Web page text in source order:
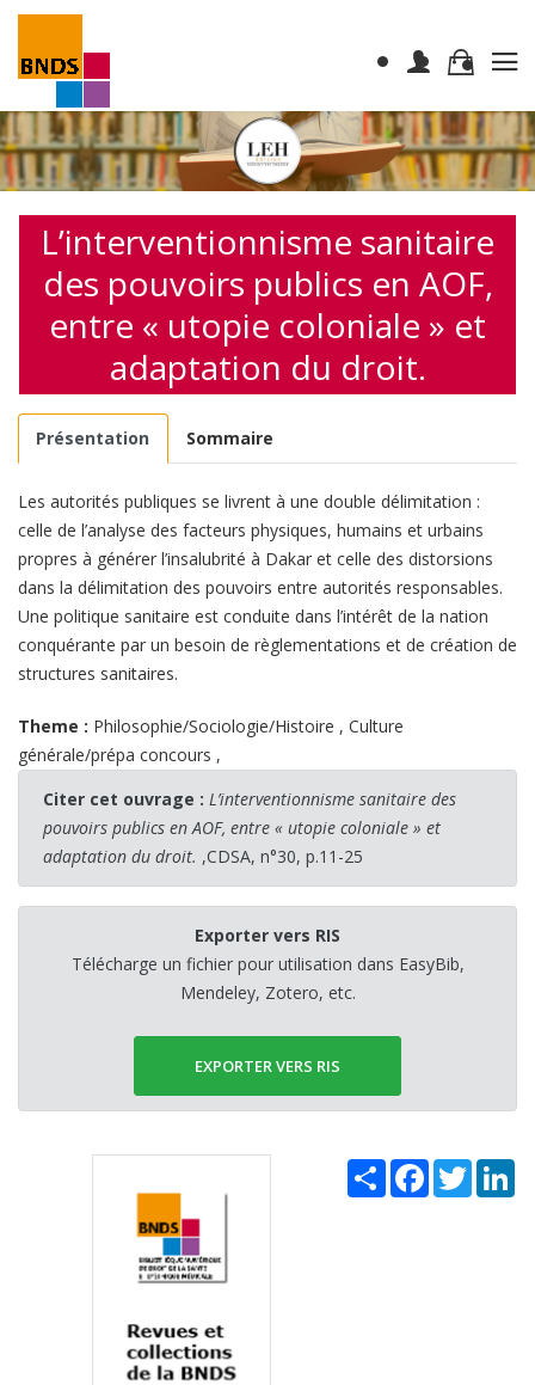
L’interventionnisme sanitaire
des pouvoirs publics en AOF,
entre « utopie coloniale » et
adaptation du droit.
Présentation Sommaire
Les autorités publiques se livrent à une double délimitation :
celle de l’analyse des facteurs physiques, humains et urbains
propres à générer l’insalubrité à Dakar et celle des distorsions
dans la délimitation des pouvoirs entre autorités responsables.
Une politique sanitaire est conduite dans l’intérêt de la nation
conquérante par un besoin de règlementations et de création de
structures sanitaires.
Theme : Philosophie/Sociologie/Histoire , Culture
générale/prépa concours ,
Citer cet ouvrage : L’interventionnisme sanitaire des
pouvoirs publics en AOF, entre « utopie coloniale » et
adaptation du droit. ,CDSA, n°30, p.11-25
Exporter vers RIS
Télécharge un fichier pour utilisation dans EasyBib,
Mendeley, Zotero, etc.
EXPORTER VERS RIS
Share Facebook
Twitter